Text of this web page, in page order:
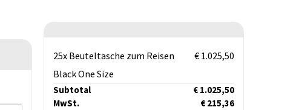
25x Beuteltasche zum Reisen
Black One Size
€ 1.025,50
Subtotal
€ 1.025,50
MwSt.
€ 215,36